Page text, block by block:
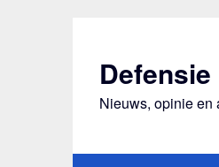
Nieuws, opinie en